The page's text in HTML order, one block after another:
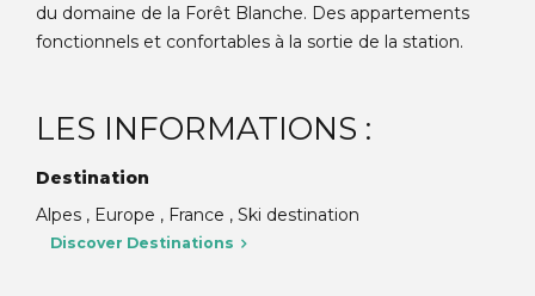
du domaine de la Forêt Blanche. Des appartements
fonctionnels et confortables à la sortie de la station.
LES INFORMATIONS :
Destination
Alpes , Europe , France , Ski destination
Discover Destinations